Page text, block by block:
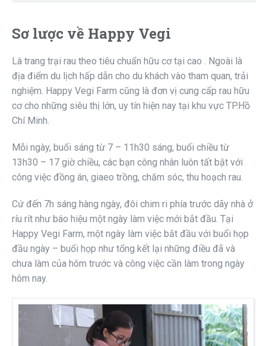
Sơ lược về Happy Vegi
Là trang trại rau theo tiêu chuẩn hữu cơ tại cao . Ngoài là
địa điểm du lịch hấp dẫn cho du khách vào tham quan, trải
nghiệm. Happy Vegi Farm cũng là đơn vị cung cấp rau hữu
cơ cho những siêu thị lớn, uy tín hiện nay tại khu vực TP.Hồ
Chí Minh.
Mỗi ngày, buổi sáng từ 7 – 11h30 sáng, buổi chiều từ
13h30 – 17 giờ chiều, các bạn công nhân luôn tất bật với
công việc đồng án, giaeo trồng, chăm sóc, thu hoạch rau.
Cứ đến 7h sáng hàng ngày, đôi chim ri phía trước dãy nhà ở
ríu rít như báo hiệu một ngày làm việc mới bắt đầu. Tại
Happy Vegi Farm, một ngày làm việc bắt đầu với buổi họp
đầu ngày – buổi họp như tổng kết lại những điều đã và
chưa làm của hôm trước và công việc cần làm trong ngày
hôm nay.